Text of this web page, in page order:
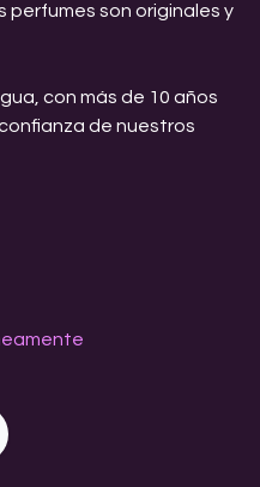
son originales y
con más de 10 años
de nuestros